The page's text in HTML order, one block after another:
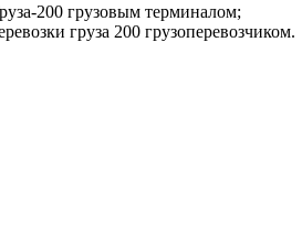
200 грузовым терминалом;
груза 200 грузоперевозчиком.